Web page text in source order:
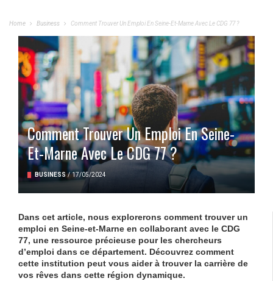
Home Business Comment Trouver Un Emploi En Seine-Et-Marne Avec Le CDG 77 ?
Comment Trouver Un Emploi En Seine-
Et-Marne Avec Le CDG 77 ?
BUSINESS / 17/05/2024
Dans cet article, nous explorerons comment trouver un
emploi en Seine-et-Marne en collaborant avec le CDG
77, une ressource précieuse pour les chercheurs
d’emploi dans ce département. Découvrez comment
cette institution peut vous aider à trouver la carrière de
vos rêves dans cette région dynamique.